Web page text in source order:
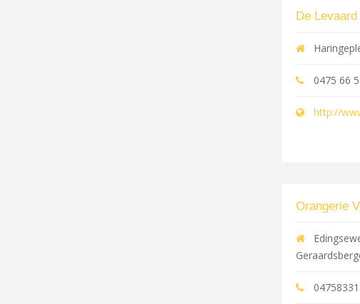
De Levaard
0475 66
http://
Orangerie